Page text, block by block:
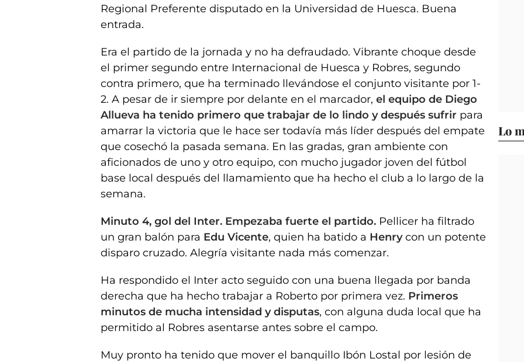
Regional Preferente disputado en la Universidad de Huesca. Buena
entrada.
Era el partido de la jornada y no ha defraudado. Vibrante choque desde
el primer segundo entre Internacional de Huesca y Robres, segundo
contra primero, que ha terminado llevándose el conjunto visitante por 1-
2. A pesar de ir siempre por delante en el marcador, el equipo de Diego
Allueva ha tenido primero que trabajar de lo lindo y después sufrir para
amarrar la victoria que le hace ser todavía más líder después del empate
que cosechó la pasada semana. En las gradas, gran ambiente con
aficionados de uno y otro equipo, con mucho jugador joven del fútbol
base local después del llamamiento que ha hecho el club a lo largo de la
semana.
Minuto 4, gol del Inter. Empezaba fuerte el partido. Pellicer ha filtrado
un gran balón para Edu Vicente, quien ha batido a Henrycon un potente
disparo cruzado. Alegría visitante nada más comenzar.
Ha respondido el Inter acto seguido con una buena llegada por banda
derecha que ha hecho trabajar a Roberto por primera vez. Primeros
minutos de mucha intensidad y disputas, con alguna duda local que ha
permitido al Robres asentarse antes sobre el campo.
Muy pronto ha tenido que mover el banquillo Ibón Lostal por lesión de
Lo